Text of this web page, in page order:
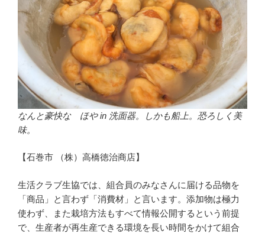
なんと豪快な ほや in 洗面器。しかも船上。恐ろしく美
味。
【石巻市 （株）高橋徳治商店】
生活クラブ生協では、組合員のみなさんに届ける品物を
「商品」と言わず「消費材」と言います。添加物は極力
使わず、また栽培方法もすべて情報公開するという前提
で、生産者が再生産できる環境を長い時間をかけて組合